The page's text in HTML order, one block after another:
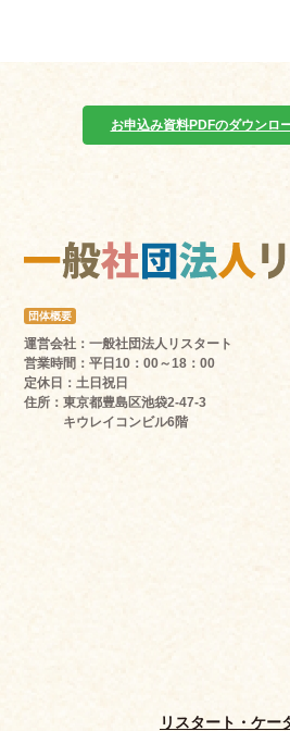
お申込み資料PDFのダウンロ
団体概要
運営会社 ：一般社団法人リスタート
営業時間 ：平日10：00～18：00
定休日 ：土日祝日
住所 ：東京都豊島区池袋2-47-3
キウレイコンビル6階
リスタート・ケー